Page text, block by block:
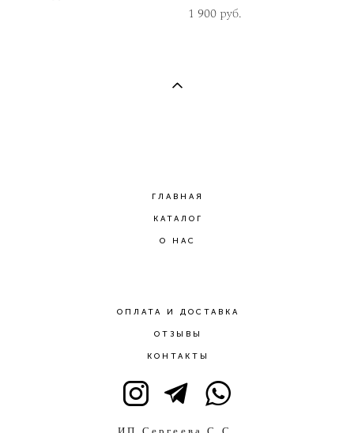
1 900 pуб.
ГЛАВНАЯ
КАТАЛОГ
О НАС
ОПЛАТА И ДОСТАВКА
ОТЗЫВЫ
КОНТАКТЫ